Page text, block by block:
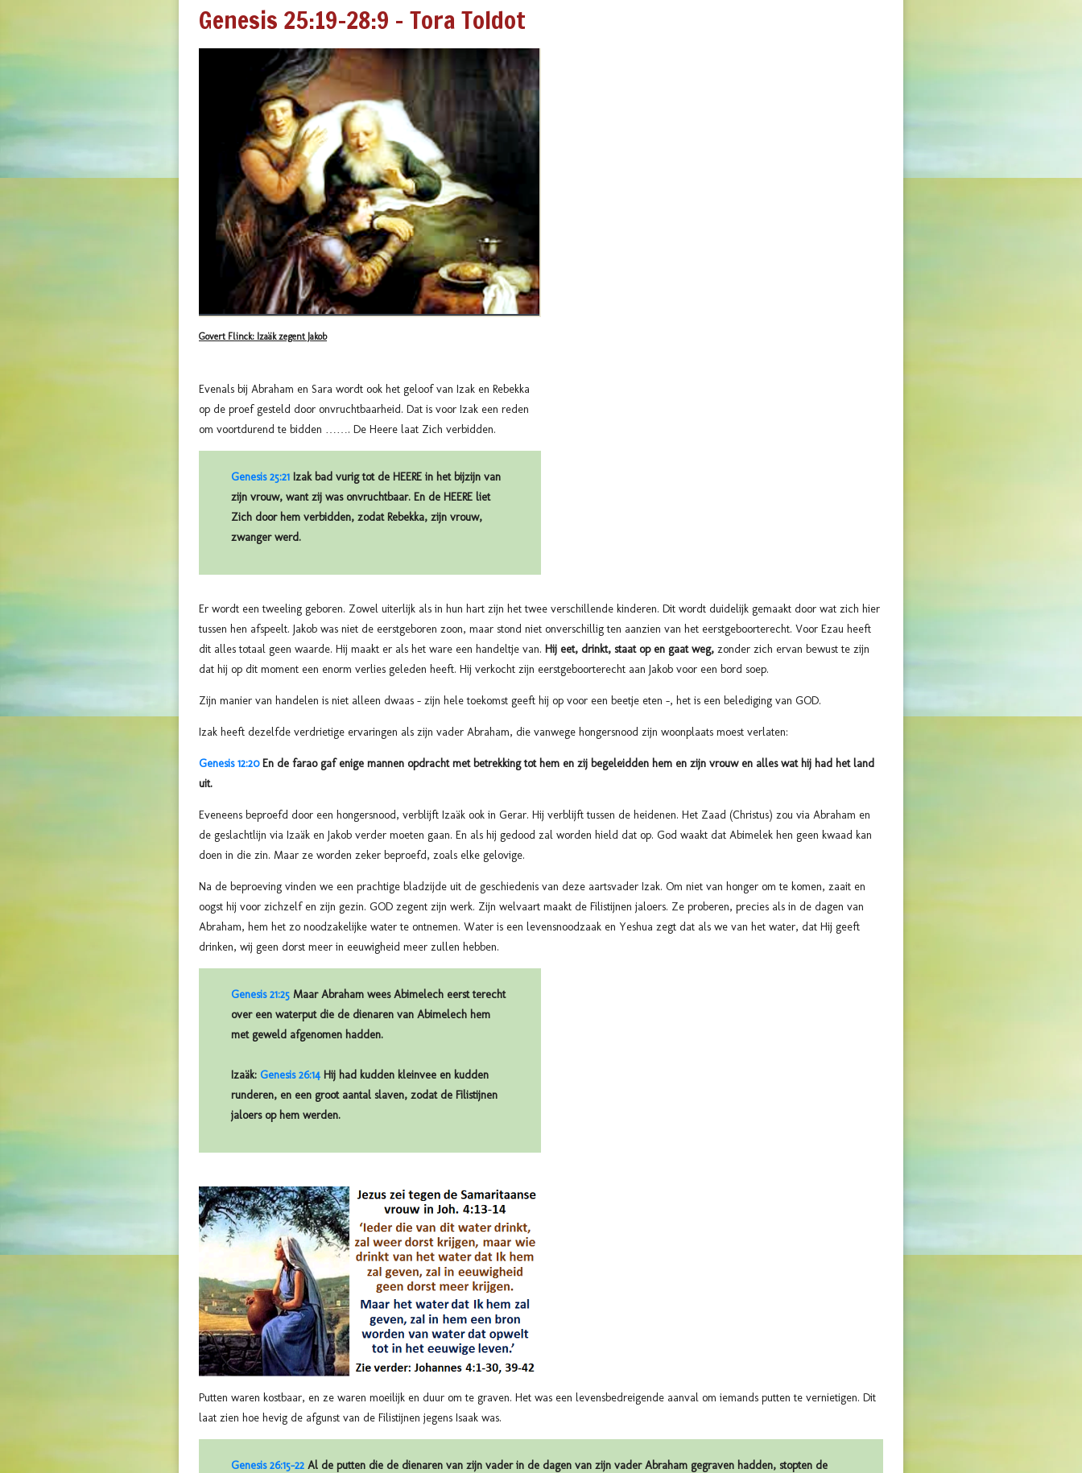
Genesis 25:19-28:9 - Tora Toldot
Govert Flinck: Izaäk zegent Jakob
Evenals bij Abraham en Sara wordt ook het geloof van Izak en Rebekka
op de proef gesteld door onvruchtbaarheid. Dat is voor Izak een reden
om voortdurend te bidden ……. De Heere laat Zich verbidden.
Genesis 25:21 Izak bad vurig tot de HEERE in het bijzijn van
zijn vrouw, want zij was onvruchtbaar. En de HEERE liet
Zich door hem verbidden, zodat Rebekka, zijn vrouw,
zwanger werd.
Er wordt een tweeling geboren. Zowel uiterlijk als in hun hart zijn het twee verschillende kinderen. Dit wordt duidelijk gemaakt door wat zich hier
tussen hen afspeelt. Jakob was niet de eerstgeboren zoon, maar stond niet onverschillig ten aanzien van het eerstgeboorterecht. Voor Ezau heeft
dit alles totaal geen waarde. Hij maakt er als het ware een handeltje van. Hij eet, drinkt, staat op en gaat weg, zonder zich ervan bewust te zijn
dat hij op dit moment een enorm verlies geleden heeft. Hij verkocht zijn eerstgeboorterecht aan Jakob voor een bord soep.
Zijn manier van handelen is niet alleen dwaas – zijn hele toekomst geeft hij op voor een beetje eten -, het is een belediging van GOD.
Izak heeft dezelfde verdrietige ervaringen als zijn vader Abraham, die vanwege hongersnood zijn woonplaats moest verlaten:
Genesis 12:20En de farao gaf enige mannen opdracht met betrekking tot hem en zij begeleidden hem en zijn vrouw en alles wat hij had het land
uit.
Eveneens beproefd door een hongersnood, verblijft Izaäk ook in Gerar. Hij verblijft tussen de heidenen. Het Zaad (Christus) zou via Abraham en
de geslachtlijn via Izaäk en Jakob verder moeten gaan. En als hij gedood zal worden hield dat op. God waakt dat Abimelek hen geen kwaad kan
doen in die zin. Maar ze worden zeker beproefd, zoals elke gelovige.
Na de beproeving vinden we een prachtige bladzijde uit de geschiedenis van deze aartsvader Izak. Om niet van honger om te komen, zaait en
oogst hij voor zichzelf en zijn gezin. GOD zegent zijn werk. Zijn welvaart maakt de Filistijnen jaloers. Ze proberen, precies als in de dagen van
Abraham, hem het zo noodzakelijke water te ontnemen. Water is een levensnoodzaak en Yeshua zegt dat als we van het water, dat Hij geeft
drinken, wij geen dorst meer in eeuwigheid meer zullen hebben.
Genesis 21:25 Maar Abraham wees Abimelech eerst terecht
over een waterput die de dienaren van Abimelech hem
met geweld afgenomen hadden.
Izaäk: Genesis 26:14 Hij had kudden kleinvee en kudden
runderen, en een groot aantal slaven, zodat de Filistijnen
jaloers op hem werden.
Putten waren kostbaar, en ze waren moeilijk en duur om te graven. Het was een levensbedreigende aanval om iemands putten te vernietigen. Dit
laat zien hoe hevig de afgunst van de Filistijnen jegens Isaak was.
Genesis 26:15-22 Al de putten die de dienaren van zijn vader in de dagen van zijn vader Abraham gegraven hadden, stopten de